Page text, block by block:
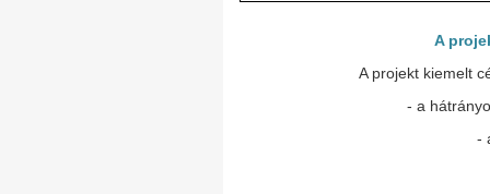
A
A projekt kiemelt
- a
-